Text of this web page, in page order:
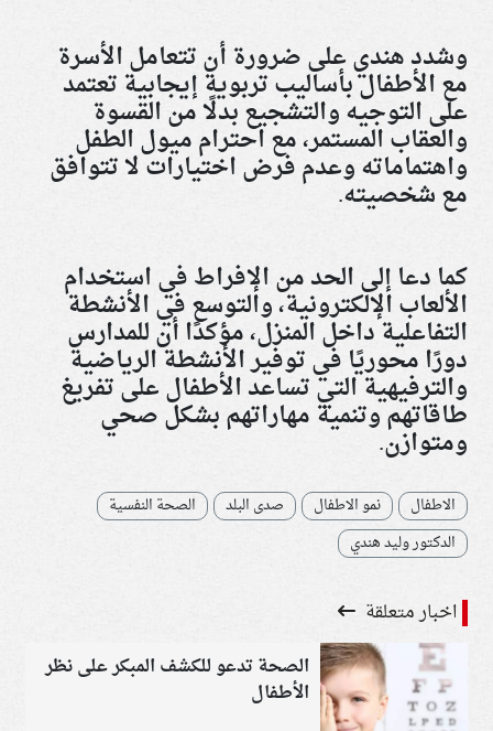
وشدد هندي على ضرورة أن تتعامل الأسرة
مع الأطفال بأساليب تربوية إيجابية تعتمد
على التوجيه والتشجيع بدلًا من القسوة
والعقاب المستمر، مع احترام ميول الطفل
واهتماماته وعدم فرض اختيارات لا تتوافق
مع شخصيته.
كما دعا إلى الحد من الإفراط في استخدام
الألعاب الإلكترونية، والتوسع في الأنشطة
التفاعلية داخل المنزل، مؤكدًا أن للمدارس
دورًا محوريًا في توفير الأنشطة الرياضية
والترفيهية التي تساعد الأطفال على تفريغ
طاقاتهم وتنمية مهاراتهم بشكل صحي
ومتوازن.
الاطفال نمو الاطفال صدى البلد
الصحة النفسية
الدكتور وليد هندي
اخبار متعلقة
الصحة تدعو للكشف المبكر على نظر
الأطفال